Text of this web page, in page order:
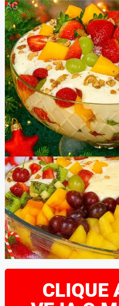
CLIQUE